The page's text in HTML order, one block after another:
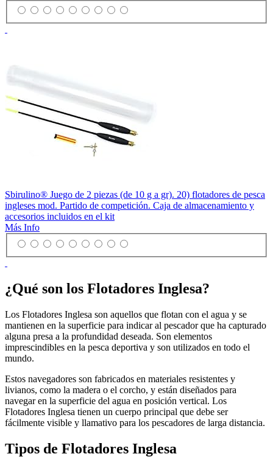
Sbirulino® Juego de 2 piezas (de 10 g a gr). 20) flotadores de pesca
ingleses mod. Partido de competición. Caja de almacenamiento y
accesorios incluidos en el kit
Más Info
¿Qué son los Flotadores Inglesa?
Los Flotadores Inglesa son aquellos que flotan con el agua y se
mantienen en la superficie para indicar al pescador que ha capturado
alguna presa a la profundidad deseada. Son elementos
imprescindibles en la pesca deportiva y son utilizados en todo el
mundo.
Estos navegadores son fabricados en materiales resistentes y
livianos, como la madera o el corcho, y están diseñados para
navegar en la superficie del agua en posición vertical. Los
Flotadores Inglesa tienen un cuerpo principal que debe ser
fácilmente visible y llamativo para los pescadores de larga distancia.
Tipos de Flotadores Inglesa